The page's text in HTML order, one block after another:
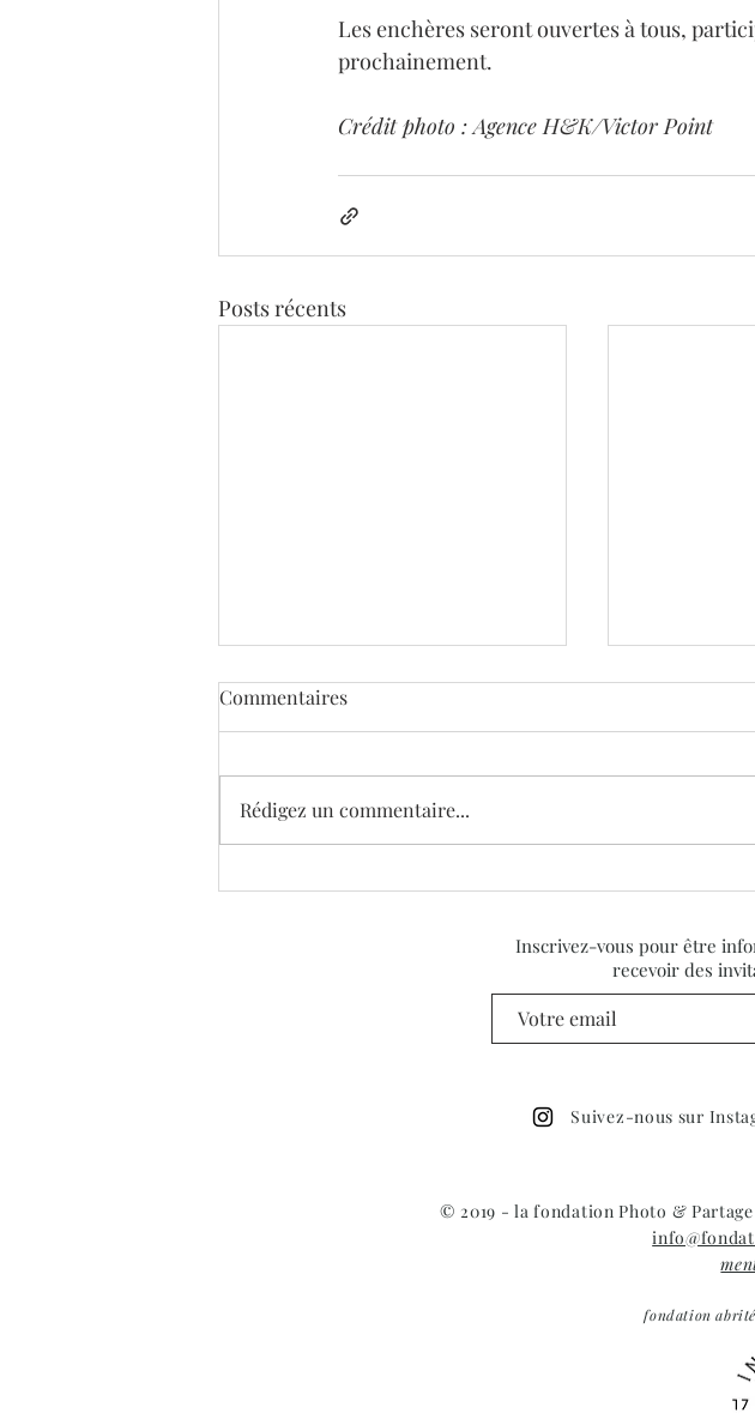
Les enchères seront ouvertes à tous,
prochainement.
Crédit photo : Agence H&K/Victor Point
Posts récents
Appel à candidatures -
Planches
4 résidents
Commentaires
Rédigez un commentaire...
Inscrivez-vous pour être
recevoir des
Suivez-nous sur
© 2019 - la fondation Photo &
fondation